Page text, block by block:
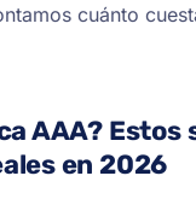
cuánto
AAA? Estos
en 2026